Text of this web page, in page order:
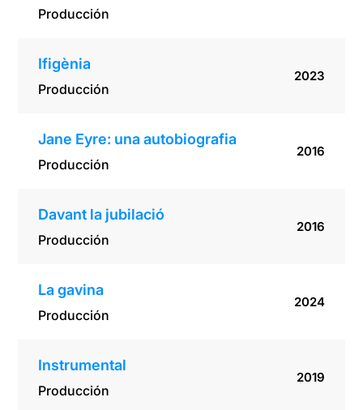
Producción
Ifigènia
Producción
2023
Jane Eyre: una autobiografia
Producción
2016
Davant la jubilació
Producción
2016
La gavina
Producción
2024
Instrumental
Producción
2019